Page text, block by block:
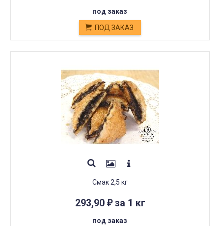
под заказ
ПОД ЗАКАЗ
Смак 2,5 кг
293,90 ₽за 1 кг
под заказ